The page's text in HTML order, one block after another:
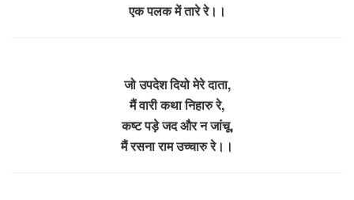
एक पलक में तारे रे।।
जो उपदेश दियो मेरे दाता,
मैं वारी कथा निहारु रे,
कष्ट पड़े जद और न जांचू,
मैं रसना राम उच्चारु रे।।